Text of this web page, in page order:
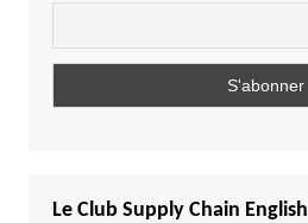
Le Club Supply Chain English